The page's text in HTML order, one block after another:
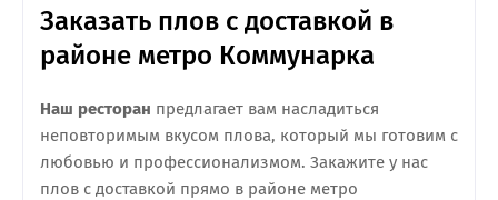
Заказать плов с доставкой в
районе метро Коммунарка
Наш ресторан предлагает вам насладиться
неповторимым вкусом плова, который мы готовим с
любовью и профессионализмом. Закажите у нас
плов с доставкой прямо в районе метро